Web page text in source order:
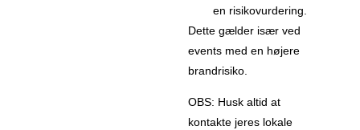
en risikovurdering.
Dette gælder især ved
events med en højere
brandrisiko.
OBS: Husk altid at
kontakte jeres lokale